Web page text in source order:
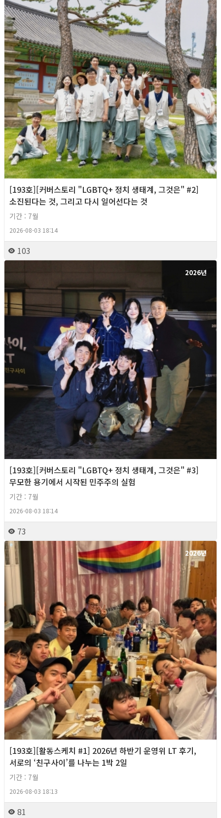
[193호][커버스토리 "LGBTQ+ 정치 생태계, 그것은" #2]
소진된다는 것, 그리고 다시 일어선다는 것
기간 : 7월
2026-08-03 18:14
103
2026년
[193호][커버스토리 "LGBTQ+ 정치 생태계, 그것은" #3]
무모한 용기에서 시작된 민주주의 실험
기간 : 7월
2026-08-03 18:14
73
2026년
[193호][활동스케치 #1] 2026년 하반기 운영위 LT 후기,
서로의 ‘친구사이’를 나누는 1박 2일
기간 : 7월
2026-08-03 18:13
81